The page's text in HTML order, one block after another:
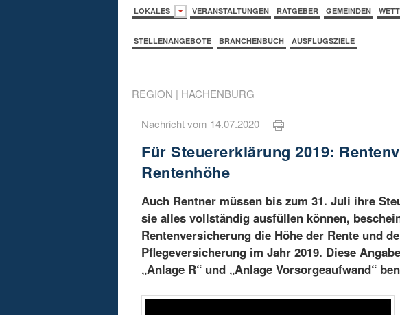
LOKALES VERANSTALTUNGEN RATGEBER GEMEINDEN
STELLENANGEBOTE BRANCHENBUCH AUSFLUGSZIELE
REGION | HACHENBURG
Nachricht vom 14.07.2020
Für Steuererklärung 2019:
Rentenhöhe
Auch Rentner müssen bis zum 31. Juli ihre
sie alles vollständig ausfüllen können,
Rentenversicherung die Höhe der Rente und
Pflegeversicherung im Jahr 2019. Diese
„Anlage R“ und „Anlage Vorsorgeaufwand“